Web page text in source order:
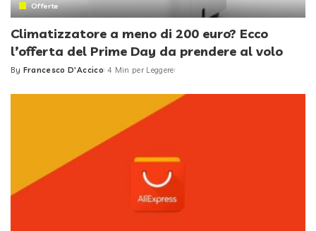
Offerte
Climatizzatore a meno di 200 euro? Ecco
l’offerta del Prime Day da prendere al volo
Posted
By Francesco D'Accico 4 Min per Leggere